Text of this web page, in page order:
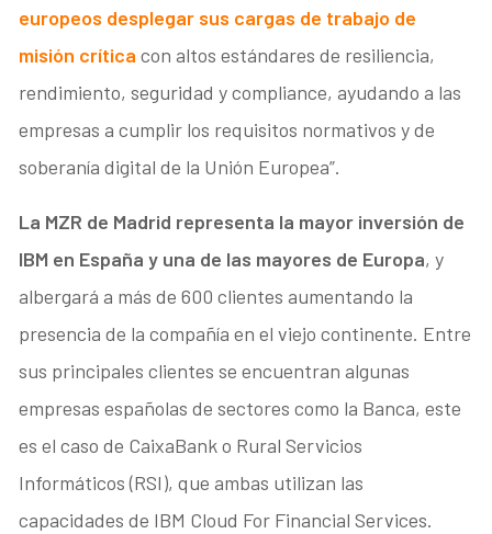
europeos desplegar sus cargas de trabajo de
misión crítica con altos estándares de resiliencia,
rendimiento, seguridad y compliance, ayudando a las
empresas a cumplir los requisitos normativos y de
soberanía digital de la Unión Europea”.
La MZR de Madrid representa la mayor inversión de
IBM en España y una de las mayores de Europa, y
albergará a más de 600 clientes aumentando la
presencia de la compañía en el viejo continente. Entre
sus principales clientes se encuentran algunas
empresas españolas de sectores como la Banca, este
es el caso de CaixaBank o Rural Servicios
Informáticos (RSI), que ambas utilizan las
capacidades de IBM Cloud For Financial Services.